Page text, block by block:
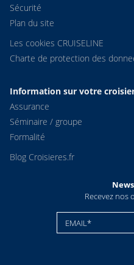
Sécurité
Plan du site
Les cookies CRUISELINE
Charte de protection des
Information sur votre
Assurance
Séminaire / groupe
Formalité
Blog Croisieres.fr
Recevez nos
EMAIL*